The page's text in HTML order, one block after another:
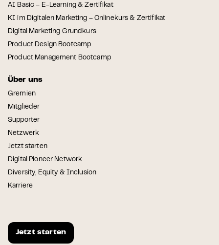
AI Basic – E-Learning & Zertifikat
KI im Digitalen Marketing – Onlinekurs & Zertifikat
Digital Marketing Grundkurs
Product Design Bootcamp
Product Management Bootcamp
Über uns
Gremien
Mitglieder
Supporter
Netzwerk
Jetzt starten
Digital Pioneer Network
Diversity, Equity & Inclusion
Karriere
Jetzt starten